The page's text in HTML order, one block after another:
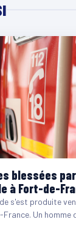
blessées
à Fort-de-
s'est produite
Un homme